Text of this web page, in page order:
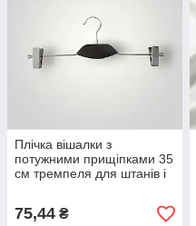
Плічка вішалки з
потужними прищіпками 35
см тремпеля для штанів і
75,44 ₴